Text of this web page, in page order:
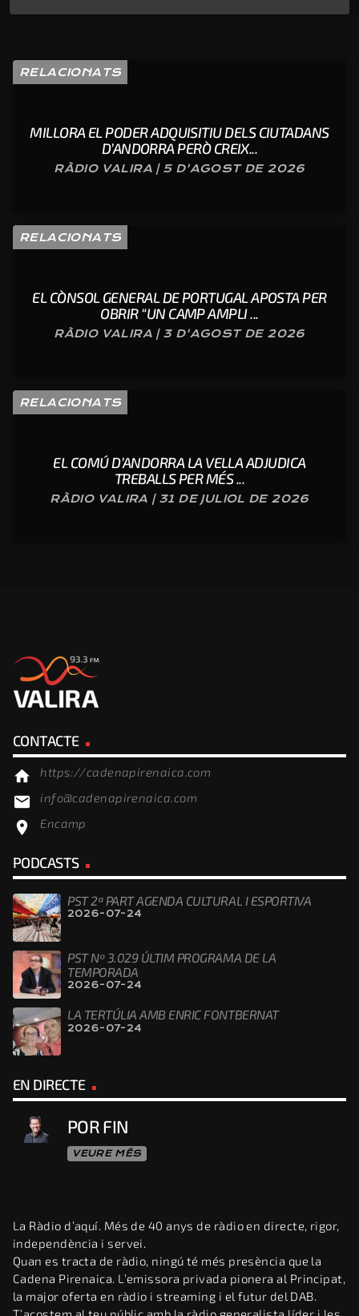
RELACIONATS
MILLORA EL PODER ADQUISITIU DELS CIUTADANS
D’ANDORRA PERÒ CREIX...
RÀDIO VALIRA | 5 D'AGOST DE 2026
RELACIONATS
EL CÒNSOL GENERAL DE PORTUGAL APOSTA PER
OBRIR “UN CAMP AMPLI ...
RÀDIO VALIRA | 3 D'AGOST DE 2026
RELACIONATS
EL COMÚ D’ANDORRA LA VELLA ADJUDICA
TREBALLS PER MÉS ...
RÀDIO VALIRA | 31 DE JULIOL DE 2026
CONTACTE
home https://cadenapirenaica.com
email info@cadenapirenaica.com
location_on Encamp
PODCASTS
PST 2ª PART AGENDA CULTURAL I ESPORTIVA
2026-07-24
PST Nº 3.029 ÚLTIM PROGRAMA DE LA
TEMPORADA
2026-07-24
LA TERTÚLIA AMB ENRIC FONTBERNAT
2026-07-24
EN DIRECTE
POR FIN
VEURE MÉS
La Ràdio d’aquí. Més de 40 anys de ràdio en directe, rigor,
independència i servei.
Quan es tracta de ràdio, ningú té més presència que la
Cadena Pirenaica. L’emissora privada pionera al Principat,
la major oferta en ràdio i streaming i el futur del DAB.